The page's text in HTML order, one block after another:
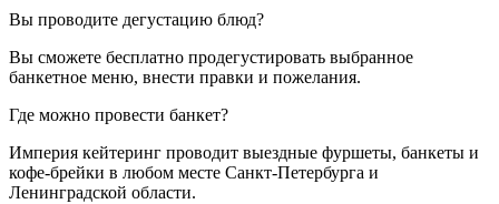
Вы проводите дегустацию блюд?
Вы сможете бесплатно продегустировать выбранное
банкетное меню, внести правки и пожелания.
Где можно провести банкет?
Империя кейтеринг проводит выездные фуршеты, банкеты и
кофе-брейки в любом месте Санкт-Петербурга и
Ленинградской области.